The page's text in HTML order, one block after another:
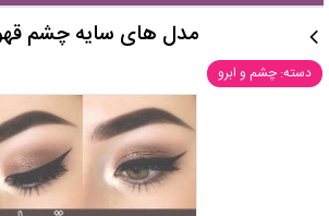
مدل های سایه چشم
دسته: چشم و ابرو